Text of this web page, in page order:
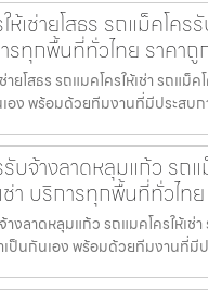
ห้เช่ายโสธร รถแม็คโคร
ารทุกพื้นที่ทั่วไทย ราคาถู
ายโสธร รถแมคโครให้เช่า รถแม็
เอง พร้อมด้วยทีมงานที่มีประสบ
บจ้างลาดหลุมแก้ว รถ
ช่า บริการทุกพื้นที่ทั่วไท
งลาดหลุมแก้ว รถแมคโครให้เช่
เป็นกันเอง พร้อมด้วยทีมงานที่มี